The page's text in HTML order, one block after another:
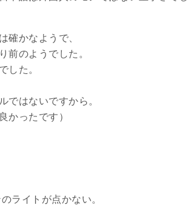
確かなようで、
前のようでした。
した。
ではないですから。
かったです）
ライトが点かない。